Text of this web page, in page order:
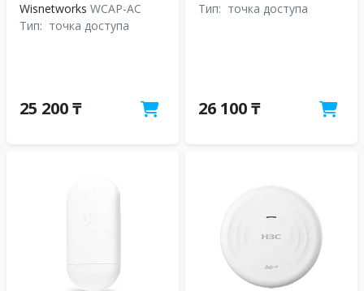
Wisnetworks WCAP-AC
Тип: точка доступа
25 200 ₸
Тип: точка доступа
26 100 ₸